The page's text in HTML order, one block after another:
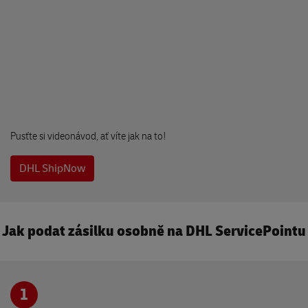
Levnej krám
Budovcova 1345
Pusťte si videonávod, ať víte jak na to!
DHL ShipNow
Jak podat zásilku osobně na DHL ServicePointu
1